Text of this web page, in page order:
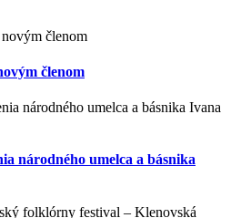
členom
národného umelca a básnika